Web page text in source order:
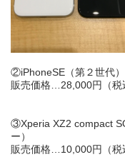
②iPhoneSE（第２世代
販売価格… 28,000円（税
③Xperia XZ2 compact
ー）
販売価格… 10,000円（税